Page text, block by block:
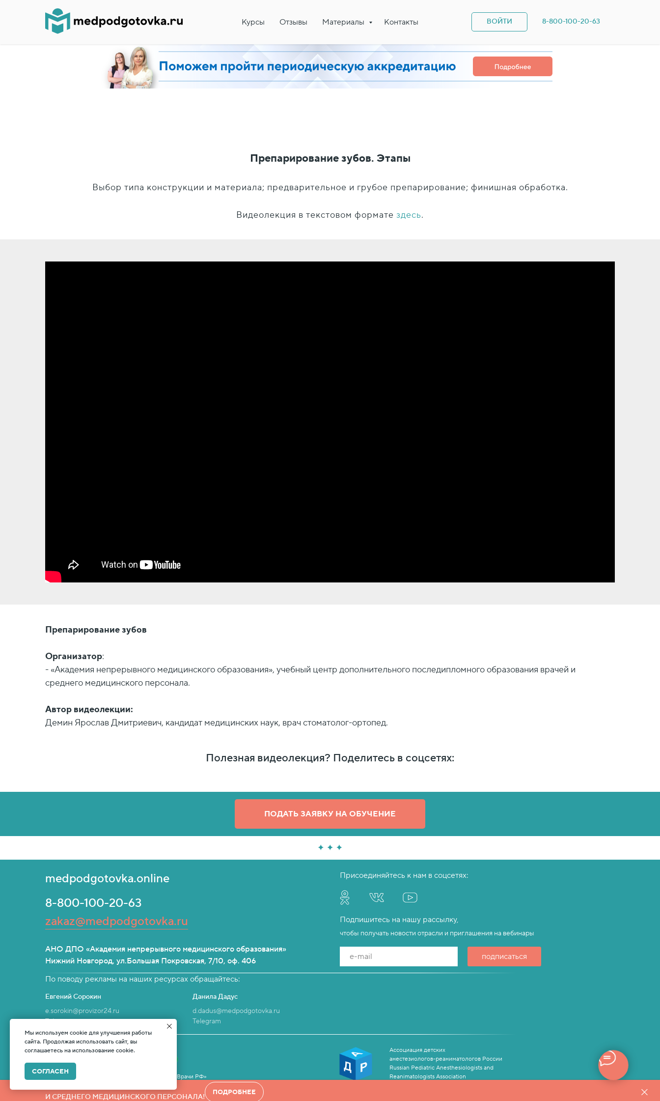
Курсы Отзывы Материалы Контакты ВОЙТИ 8-800-100-20-63
И СРЕДНЕГО МЕДИЦИНСКОГО ПЕРСОНАЛА!
ПОДРОБНЕЕ
Препарирование зубов. Этапы
Выбор типа конструкции и материала; предварительное и грубое препарирование; финишная обработка.
Видеолекция в текстовом формате здесь.
Препарирование зубов
Организатор:
- «Академия непрерывного медицинского образования», учебный центр дополнительного последипломного образования врачей и
среднего медицинского персонала.
Автор видеолекции:
Демин Ярослав Дмитриевич, кандидат медицинских наук, врач стоматолог-ортопед.
Полезная видеолекция? Поделитесь в соцсетях:
ПОДАТЬ ЗАЯВКУ НА ОБУЧЕНИЕ
8-800-100-20-63
zakaz@medpodgotovka.ru
АНО ДПО «Академия непрерывного медицинского образования»
Нижний Новгород, ул.Большая Покровская, 7/10, оф. 406
medpodgotovka.online
e-mail подписаться
Подпишитесь на нашу рассылку,
чтобы получать новости отрасли и приглашения на вебинары
Присоединяйтесь к нам в соцсетях:
По поводу рекламы на наших ресурсах обращайтесь:
Евгений Сорокин
e.sorokin@provizor24.ru
Telegram
Данила Дадус
d.dadus@medpodgotovka.ru
Telegram
Наши партнеры:
Профессиональное сообщество «Врачи РФ»
Ассоциация детских
анестезиологов-реаниматологов России
Russian Pediatric Anesthesiologists and
Reanimatologists Association
Отправляя заявки с этого сайта вы вы принимаете условияПоложения
Информация, указанная на сайте, не является публичной офертой. Актуальные цены и условия уточняйте у менеджеров компании.
Мы используем cookie для улучшения работы
сайта. Продолжая использовать сайт, вы
соглашаетесь на использование cookie.
СОГЛАСЕН